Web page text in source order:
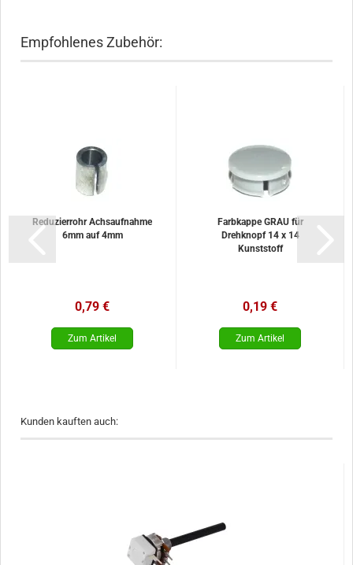
Empfohlenes Zubehör:
Reduzierrohr Achsaufnahme
6mm auf 4mm
0,79 €
Farbkappe GRAU für
Drehknopf 14 x 14
Kunststoff
0,19 €
Kunden kauften auch: